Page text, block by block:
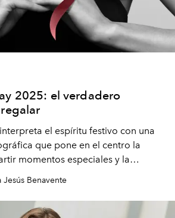
2025: el verdadero
el espíritu festivo con una
que pone en el centro la
momentos especiales y la
Benavente